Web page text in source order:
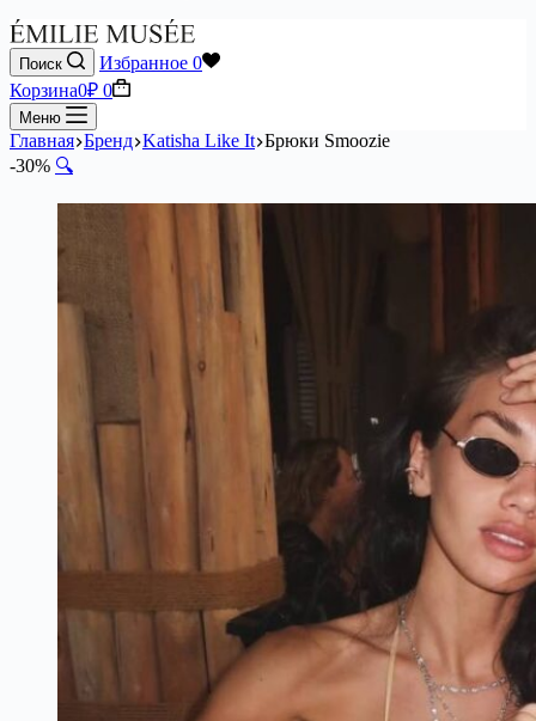
Поиск Избранное 0
Корзина0₽ 0
Меню
Главная Бренд Katisha Like It Брюки Smoozie
-30% 🔍